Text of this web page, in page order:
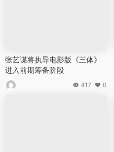
张艺谋将执导电影版《三体》
进入前期筹备阶段
417 0